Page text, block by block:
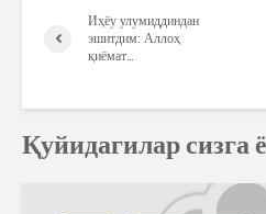
Иҳёу улумиддиндан
эшитдим: Аллоҳ
қиёмат…
Қуйидагилар